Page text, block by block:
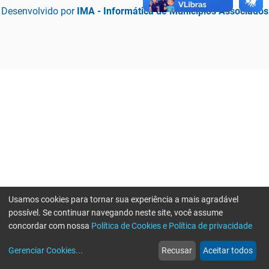
Desenvolvido por IMA - Informática de Municípios Associados
web
Notícias
more_horiz
Mais
Usamos cookies para tornar sua experiência a mais agradável
possível. Se continuar navegando neste site, você assume
concordar com nossa Política de Cookies e Política de privacidade
Gerenciar Cookies... Recusar Aceitar todos
Erro ao enviar informações, por favor tente novamente